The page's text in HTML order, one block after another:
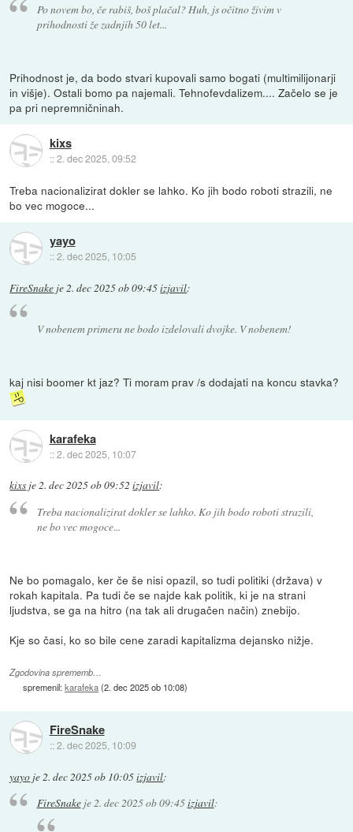
Po novem bo, če rabiš, boš plačal? Huh, js očitno živim v
prihodnosti že zadnjih 50 let...
Prihodnost je, da bodo stvari kupovali samo bogati (multimilijonarji
in višje). Ostali bomo pa najemali. Tehnofevdalizem.... Začelo se je
pa pri nepremničninah.
kixs
::2. dec 2025, 09:52
Treba nacionalizirat dokler se lahko. Ko jih bodo roboti strazili, ne
bo vec mogoce...
yayo
::2. dec 2025, 10:05
FireSnake je2. dec 2025 ob 09:45izjavil:
V nobenem primeru ne bodo izdelovali dvojke. Vnobenem!
kaj nisi boomer kt jaz? Ti moram prav /s dodajati na koncu stavka?
karafeka
::2. dec 2025, 10:07
kixs je2. dec 2025 ob 09:52 izjavil:
Treba nacionalizirat dokler se lahko. Ko jih bodo roboti strazili,
ne bo vec mogoce...
Ne bo pomagalo, ker če še nisi opazil, so tudi politiki (država) v
rokah kapitala. Pa tudi če se najde kak politik, ki je na strani
ljudstva, se ga na hitro (na tak ali drugačen način) znebijo.
Kje so časi, ko so bile cene zaradi kapitalizma dejansko nižje.
Zgodovina sprememb…
spremenil:karafeka(2. dec 2025 ob 10:08)
FireSnake
::2. dec 2025, 10:09
yayo je2. dec 2025 ob 10:05izjavil:
FireSnakeje2. dec 2025 ob 09:45izjavil: